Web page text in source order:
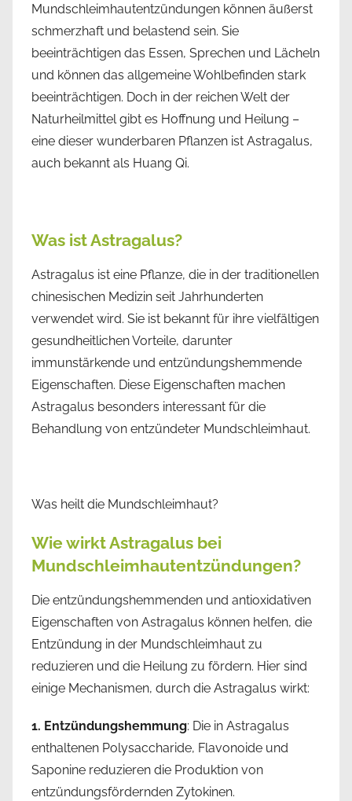
Mundschleimhautentzündungen können äußerst
schmerzhaft und belastend sein. Sie
beeinträchtigen das Essen, Sprechen und Lächeln
und können das allgemeine Wohlbefinden stark
beeinträchtigen. Doch in der reichen Welt der
Naturheilmittel gibt es Hoffnung und Heilung –
eine dieser wunderbaren Pflanzen ist Astragalus,
auch bekannt als Huang Qi.
Was ist Astragalus?
Astragalus ist eine Pflanze, die in der traditionellen
chinesischen Medizin seit Jahrhunderten
verwendet wird. Sie ist bekannt für ihre vielfältigen
gesundheitlichen Vorteile, darunter
immunstärkende und entzündungshemmende
Eigenschaften. Diese Eigenschaften machen
Astragalus besonders interessant für die
Behandlung von entzündeter Mundschleimhaut.
Was heilt die Mundschleimhaut?
Wie wirkt Astragalus bei
Mundschleimhautentzündungen?
Die entzündungshemmenden und antioxidativen
Eigenschaften von Astragalus können helfen, die
Entzündung in der Mundschleimhaut zu
reduzieren und die Heilung zu fördern. Hier sind
einige Mechanismen, durch die Astragalus wirkt:
1. Entzündungshemmung: Die in Astragalus
enthaltenen Polysaccharide, Flavonoide und
Saponine reduzieren die Produktion von
entzündungsfördernden Zytokinen.